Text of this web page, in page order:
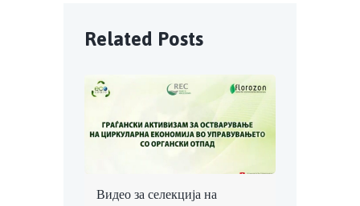
Related Posts
Видео за селекција на